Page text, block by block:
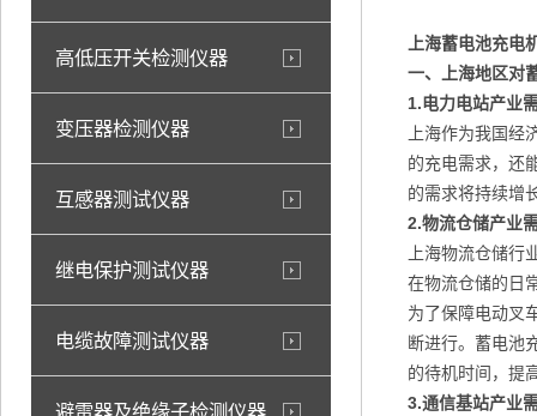
高低压开关检测仪器
变压器检测仪器
互感器测试仪器
继电保护测试仪器
电缆故障测试仪器
避雷器及绝缘子检测仪器
上海蓄电池充电
一、上海地区对
1.电力电站产业
上海作为我国
的充电需求，还
的需求将持续增
2.物流仓储产业
上海物流仓储
在物流仓储的日
为了保障电动叉
断进行。蓄电池
的待机时间，提
3.通信基站产业